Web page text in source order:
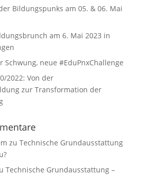
Bildungspunks am 05. & 06. Mai
am 6. Mai 2023 in
Schwung, neue #EduPnxChallenge
2022: Von der
zur Transformation der
zu Technische Grundausstattung
Technische Grundausstattung –